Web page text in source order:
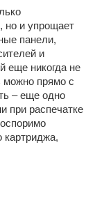
но и упрощает
панели,
и
еще никогда не
можно прямо с
– еще одно
при распечатке
картриджа,